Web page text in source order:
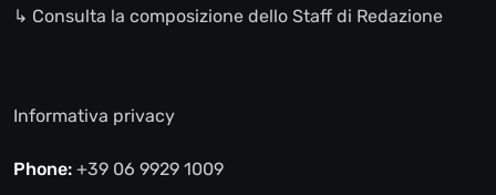
↳ Consulta la composizione dello Staff di Redazione
Informativa privacy
Phone: +39 06 9929 1009